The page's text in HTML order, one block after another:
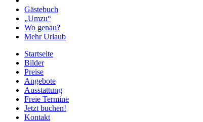
Gästebuch
„Umzu“
Wo genau?
Mehr Urlaub
Startseite
Bilder
Preise
Angebote
Ausstattung
Freie Termine
Jetzt buchen!
Kontakt